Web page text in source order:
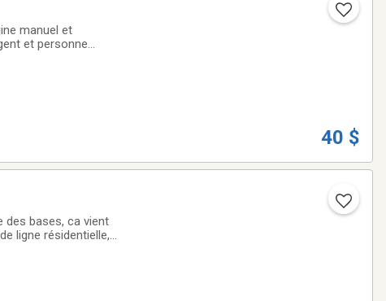
manuel et
et personne
40 $
des bases, ca vient
ligne résidentielle,